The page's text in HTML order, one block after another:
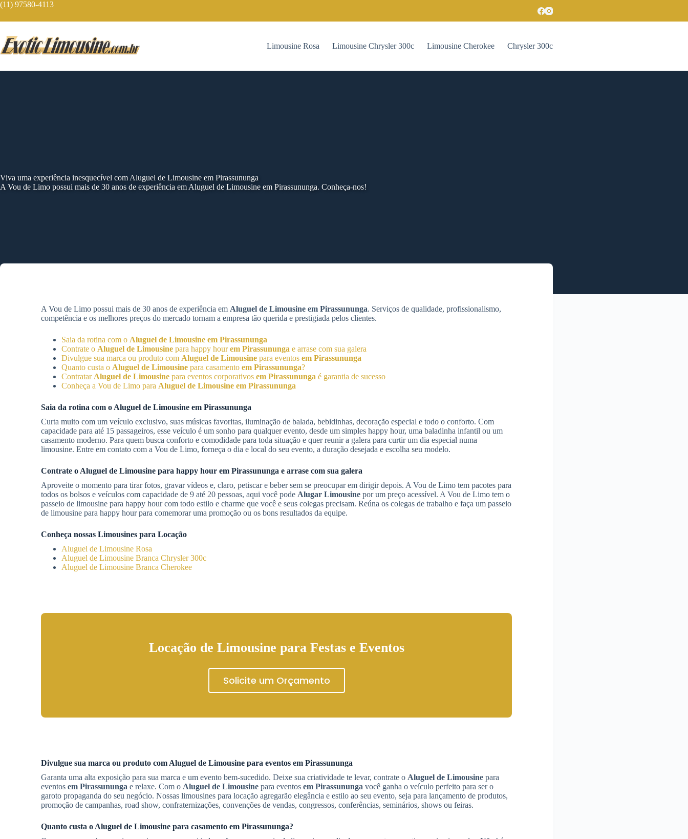
Skip
content
(11) 97580-4113
Limousine Rosa Limousine Chrysler 300c Limousine Cherokee Chrysler 300c
Viva uma experiência inesquecível com Aluguel de Limousine em Pirassununga
A Vou de Limo possui mais de 30 anos de experiência em Aluguel de Limousine em Pirassununga. Conheça-nos!
A Vou de Limo possui mais de 30 anos de experiência em Aluguel de Limousine em Pirassununga. Serviços de qualidade, profissionalismo,
competência e os melhores preços do mercado tornam a empresa tão querida e prestigiada pelos clientes.
Saia da rotina com o Aluguel de Limousine em Pirassununga
Contrate o Aluguel de Limousine para happy hourem Pirassununga e arrase com sua galera
Divulgue sua marca ou produto com Aluguel de Limousine para eventos em Pirassununga
Quanto custa o Aluguel de Limousine para casamento em Pirassununga?
Contratar Aluguel de Limousine para eventos corporativos em Pirassununga é garantia de sucesso
Conheça a Vou de Limo para Aluguel de Limousine em Pirassununga
Saia da rotina com o Aluguel de Limousine em Pirassununga
Curta muito com um veículo exclusivo, suas músicas favoritas, iluminação de balada, bebidinhas, decoração especial e todo o conforto. Com
capacidade para até 15 passageiros, esse veículo é um sonho para qualquer evento, desde um simples happy hour, uma baladinha infantil ou um
casamento moderno. Para quem busca conforto e comodidade para toda situação e quer reunir a galera para curtir um dia especial numa
limousine. Entre em contato com a Vou de Limo, forneça o dia e local do seu evento, a duração desejada e escolha seu modelo.
Contrate o Aluguel de Limousine para happy hour em Pirassununga e arrase com sua galera
Aproveite o momento para tirar fotos, gravar vídeos e, claro, petiscar e beber sem se preocupar em dirigir depois. A Vou de Limo tem pacotes para
todos os bolsos e veículos com capacidade de 9 até 20 pessoas, aqui você pode Alugar Limousine por um preço acessível. A Vou de Limo tem o
passeio de limousine para happy hour com todo estilo e charme que você e seus colegas precisam. Reúna os colegas de trabalho e faça um passeio
de limousine para happy hour para comemorar uma promoção ou os bons resultados da equipe.
Conheça nossas Limousines para Locação
Aluguel de Limousine Rosa
Aluguel de Limousine Branca Chrysler 300c
Aluguel de Limousine Branca Cherokee
Locação de Limousine para Festas e Eventos
Solicite um Orçamento
Divulgue sua marca ou produto com Aluguel de Limousine para eventos em Pirassununga
Garanta uma alta exposição para sua marca e um evento bem-sucedido. Deixe sua criatividade te levar, contrate o Aluguel de Limousine para
eventos em Pirassununga e relaxe. Com o Aluguel de Limousine para eventos em Pirassununga você ganha o veículo perfeito para ser o
garoto propaganda do seu negócio. Nossas limousines para locação agregarão elegância e estilo ao seu evento, seja para lançamento de produtos,
promoção de campanhas, road show, confraternizações, convenções de vendas, congressos, conferências, seminários, shows ou feiras.
Quanto custa o Aluguel de Limousine para casamento em Pirassununga?